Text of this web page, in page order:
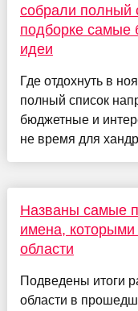
собрали полный
подборке самые
идеи
Где отдохнуть в
полный список
бюджетные и
не время для
Названы самые
имена,
области
Подведены итоги
области в